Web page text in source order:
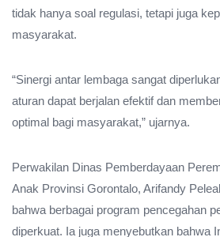
tidak hanya soal regulasi, tetapi juga
masyarakat.
“Sinergi antar lembaga sangat
aturan dapat berjalan efektif dan
optimal bagi masyarakat,” ujarnya.
Perwakilan Dinas Pemberdayaan
Anak Provinsi Gorontalo, Arifandy
bahwa berbagai program pencegahan
diperkuat. Ia juga menyebutkan bahwa